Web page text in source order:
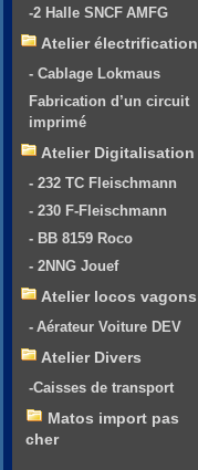
-2 Halle SNCF AMFG
Atelier électrification
- Cablage Lokmaus
Fabrication d’un circuit
imprimé
Atelier Digitalisation
- 232 TC Fleischmann
- 230 F-Fleischmann
- BB 8159 Roco
- 2NNG Jouef
Atelier locos vagons
- Aérateur Voiture DEV
Atelier Divers
-Caisses de transport
Matos import pas
cher